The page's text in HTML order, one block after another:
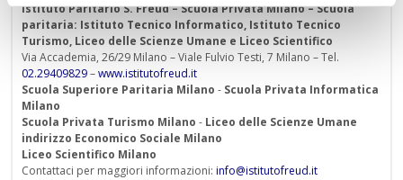
Istituto Paritario S. Freud – Scuola Privata Milano – Scuola
paritaria: Istituto Tecnico Informatico, Istituto Tecnico
Turismo, Liceo delle Scienze Umane e Liceo Scientifico
Via Accademia, 26/29 Milano – Viale Fulvio Testi, 7 Milano – Tel.
02.29409829–www.istitutofreud.it
Scuola Superiore Paritaria Milano - Scuola Privata Informatica
Milano
Scuola Privata Turismo Milano - Liceo delle Scienze Umane
indirizzo Economico Sociale Milano
Liceo Scientifico Milano
Contattaci per maggiori informazioni: info@istitutofreud.it